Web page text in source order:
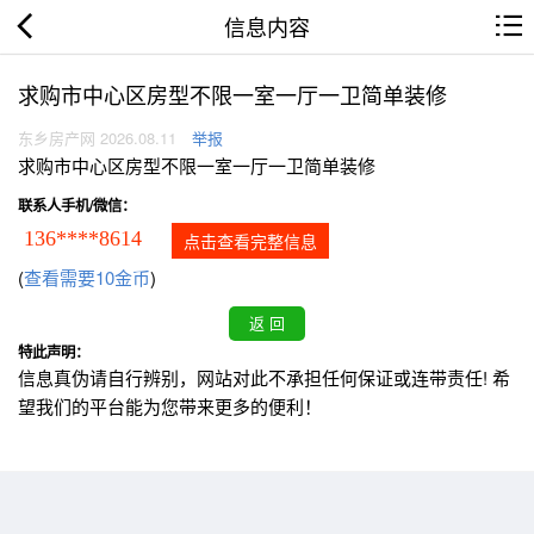
信息内容
求购市中心区房型不限一室一厅一卫简单装修
东乡房产网 2026.08.11 举报
求购市中心区房型不限一室一厅一卫简单装修
联系人手机/微信：
136****8614 点击查看完整信息
(查看需要10金币)
特此声明：
信息真伪请自行辨别，网站对此不承担任何保证或连带责任! 希
望我们的平台能为您带来更多的便利！